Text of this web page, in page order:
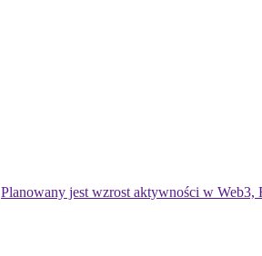
Planowany jest wzrost aktywności w Web3,